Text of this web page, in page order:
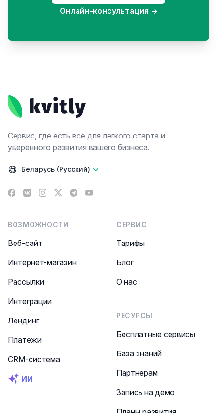
Онлайн-консультация →
Сервис, где есть всё для легкого старта и
уверенного развития вашего бизнеса.
Беларусь (Русский)
Facebook
VK Instagram
X TelegramYouTube
ВОЗМОЖНОСТИ
Веб-сайт
Интернет-магазин
Рассылки
Интеграции
Лендинг
Платежи
CRM-система
ИИ
СЕРВИС
Тарифы
Блог
О нас
РЕСУРСЫ
Бесплатные сервисы
База знаний
Партнерам
Запись на демо